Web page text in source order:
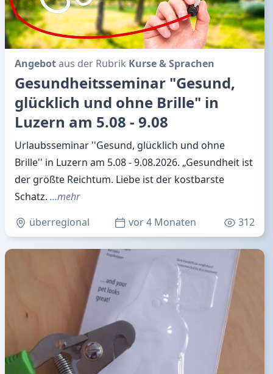
Angebotaus der Rubrik Kurse & Sprachen
Gesundheitsseminar "Gesund,
glücklich und ohne Brille" in
Luzern am 5.08 - 9.08
Urlaubsseminar ''Gesund, glücklich und ohne
Brille'' in Luzern am 5.08 - 9.08.2026. „Gesundheit ist
der größte Reichtum. Liebe ist der kostbarste
Schatz. …mehr
überregional
vor 4 Monaten 312